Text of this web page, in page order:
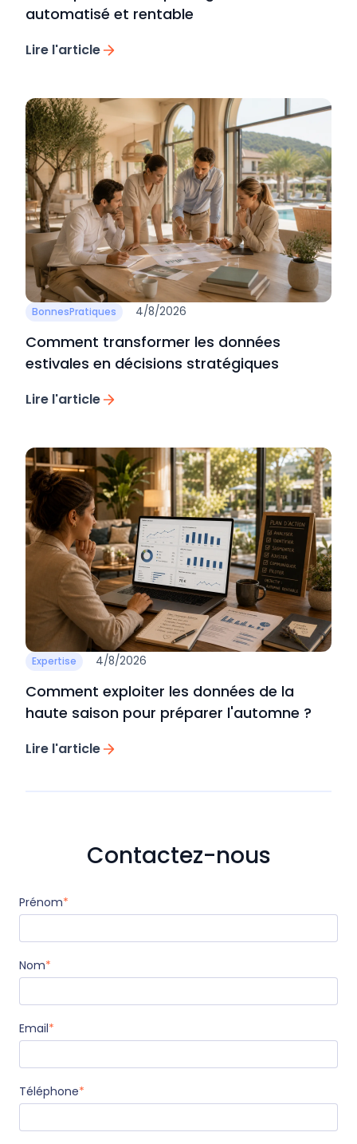
automatisé et rentable
Lire l'article
BonnesPratiques 4/8/2026
Comment transformer les données
estivales en décisions stratégiques
Lire l'article
Expertise 4/8/2026
Comment exploiter les données de la
haute saison pour préparer l'automne ?
Lire l'article
Contactez-nous
Prénom*
Nom*
Email*
Téléphone*